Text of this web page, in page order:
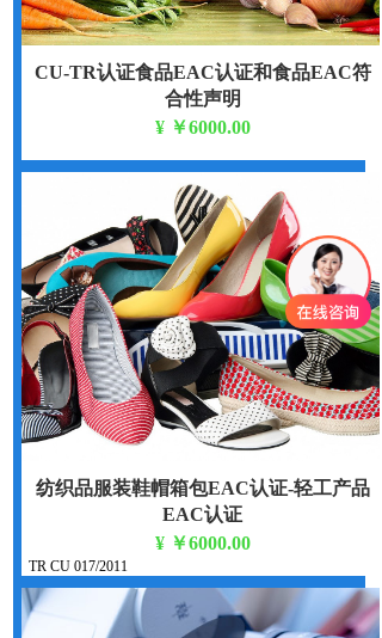
CU-TR认证食品EAC认证和食品EAC符
合性声明
¥ ￥6000.00
纺织品服装鞋帽箱包EAC认证-轻工产品
EAC认证
¥ ￥6000.00
TR CU 017/2011